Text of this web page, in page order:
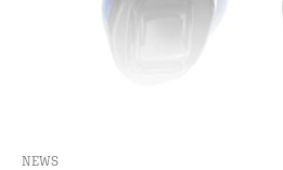
NEWS